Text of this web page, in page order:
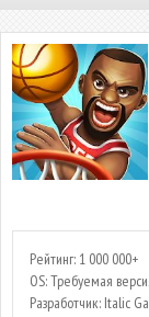
Рейтинг: 1 000 000+
OS: Требуемая
Разработчик: Italic